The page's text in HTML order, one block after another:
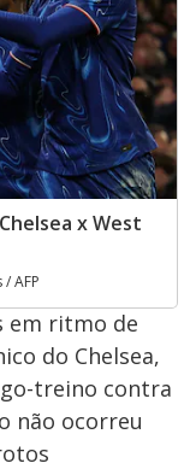
x West
AFP
em ritmo de
do Chelsea,
treino contra
não ocorreu